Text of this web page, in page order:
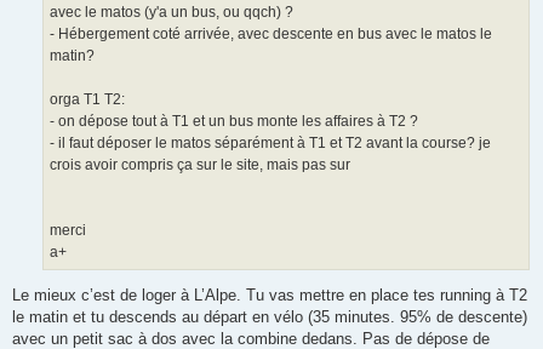
avec le matos (y'a un bus, ou qqch) ?
- Hébergement coté arrivée, avec descente en bus avec le matos le
matin?
orga T1 T2:
- on dépose tout à T1 et un bus monte les affaires à T2 ?
- il faut déposer le matos séparément à T1 et T2 avant la course? je
crois avoir compris ça sur le site, mais pas sur
merci
a+
Le mieux c’est de loger à L’Alpe. Tu vas mettre en place tes running à T2
le matin et tu descends au départ en vélo (35 minutes. 95% de descente)
avec un petit sac à dos avec la combine dedans. Pas de dépose de